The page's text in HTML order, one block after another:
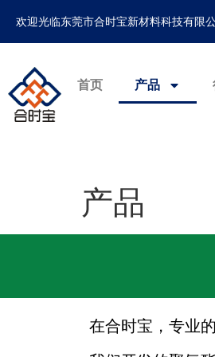
欢迎光临东莞市合时宝新材料科技有限
首页 产品
产品
在合时宝，专业